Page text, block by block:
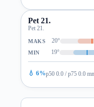
Pet 21.
Pet 21.
MAKS 20°
MIN 19°
💧 6%p50 0.0 / p75 0.0